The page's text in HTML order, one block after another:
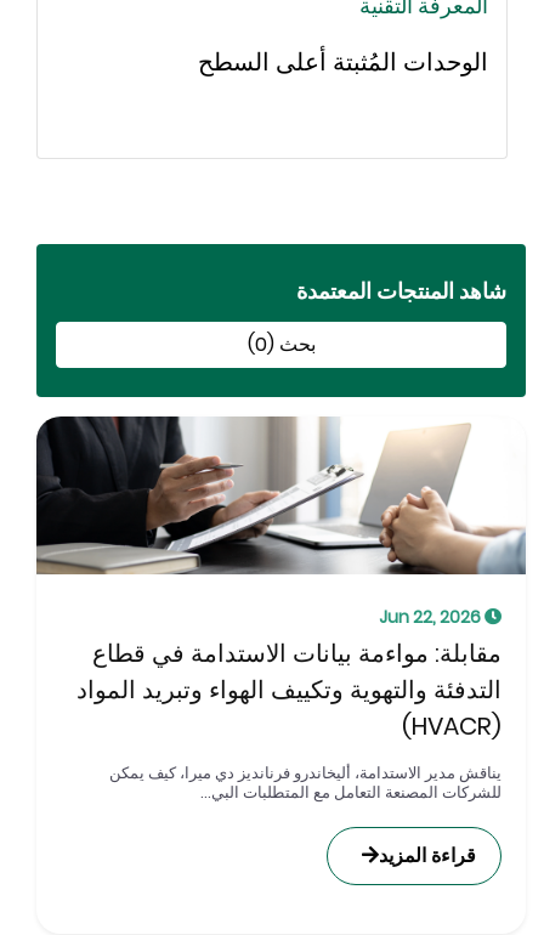
الوحدات المُثبتة أعلى السطح
المنتجات المعتمدة
بحث (0)
مواءمة بيانات الاستدامة في قطاع
والتهوية وتكييف الهواء وتبريد المواد
مدير الاستدامة، أليخاندرو فرنانديز دي ميرا، كيف يمكن
المصنعة التعامل مع المتطلبات البي...
قراءة المزيد